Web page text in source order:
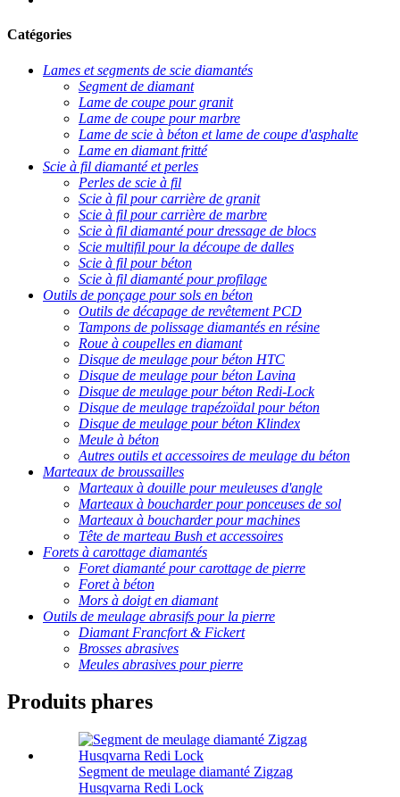
Catégories
Lames et segments de scie diamantés
Segment de diamant
Lame de coupe pour granit
Lame de coupe pour marbre
Lame de scie à béton et lame de coupe d'asphalte
Lame en diamant fritté
Scie à fil diamanté et perles
Perles de scie à fil
Scie à fil pour carrière de granit
Scie à fil pour carrière de marbre
Scie à fil diamanté pour dressage de blocs
Scie multifil pour la découpe de dalles
Scie à fil pour béton
Scie à fil diamanté pour profilage
Outils de ponçage pour sols en béton
Outils de décapage de revêtement PCD
Tampons de polissage diamantés en résine
Roue à coupelles en diamant
Disque de meulage pour béton HTC
Disque de meulage pour béton Lavina
Disque de meulage pour béton Redi-Lock
Disque de meulage trapézoïdal pour béton
Disque de meulage pour béton Klindex
Meule à béton
Autres outils et accessoires de meulage du béton
Marteaux de broussailles
Marteaux à douille pour meuleuses d'angle
Marteaux à boucharder pour ponceuses de sol
Marteaux à boucharder pour machines
Tête de marteau Bush et accessoires
Forets à carottage diamantés
Foret diamanté pour carottage de pierre
Foret à béton
Mors à doigt en diamant
Outils de meulage abrasifs pour la pierre
Diamant Francfort & Fickert
Brosses abrasives
Meules abrasives pour pierre
Produits phares
Segment de meulage diamanté Zigzag
Husqvarna Redi Lock